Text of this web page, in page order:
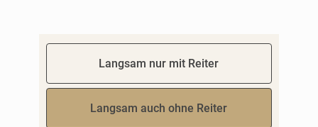
Langsam nur mit Reiter
Langsam auch ohne Reiter